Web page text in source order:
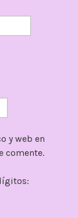
y web en
comente.